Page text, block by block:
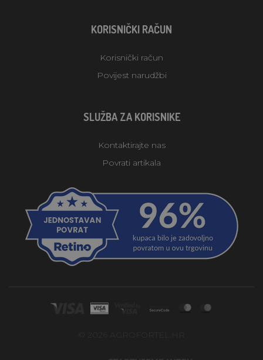
KORISNIČKI RAČUN
Korisnički račun
Povijest narudžbi
SLUŽBA ZA KORISNIKE
Kontaktirajte nas
Povrati artikala